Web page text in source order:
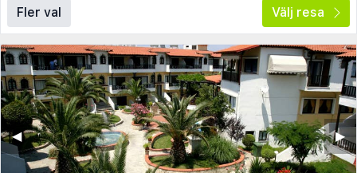
Fler val Välj resa
▶︎
◀︎